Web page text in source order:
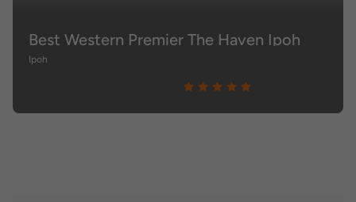
Best Western Premier The Haven Ipoh
Ipoh